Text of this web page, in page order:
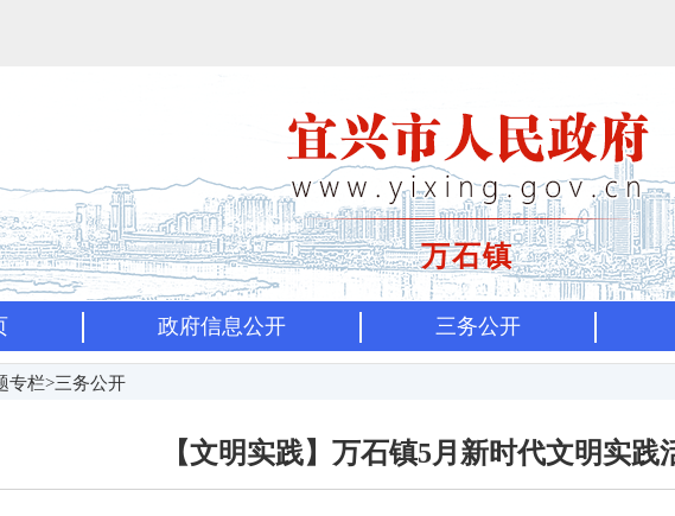
万石镇
政府信息公开 三务公开
专栏>三务公开
【文明实践】万石镇5月新时代文明实践